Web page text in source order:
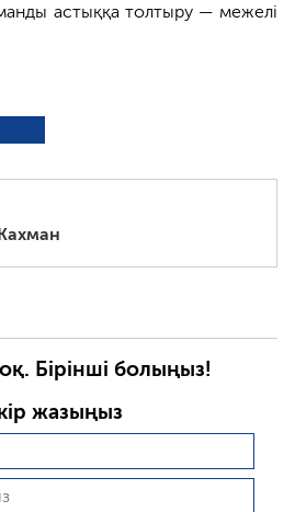
астыққа толтыру — межелі
Бірінші болыңыз!
жазыңыз